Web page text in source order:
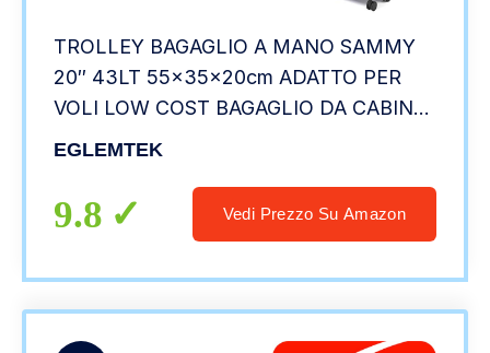
TROLLEY BAGAGLIO A MANO SAMMY
20″ 43LT 55x35x20cm ADATTO PER
VOLI LOW COST BAGAGLIO DA CABINA
RYANAIR, VUELING, WIZZ AIR (Viola)
EGLEMTEK
9.8 Vedi Prezzo Su Amazon